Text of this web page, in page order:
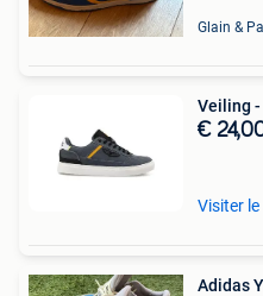
Glain &
Veiling -
€
Visiter
Adidas